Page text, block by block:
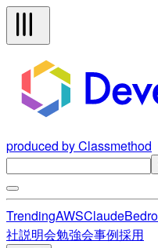
produced by Classmethod
TrendingAWSClaude
社説明会勉強会事例採用